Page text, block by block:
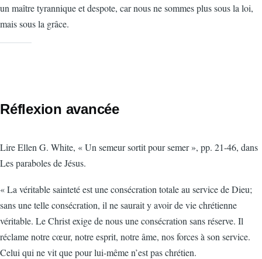
un maître tyrannique et despote, car nous ne sommes plus sous la loi,
mais sous la grâce.
Réflexion avancée
Lire Ellen G. White, « Un semeur sortit pour semer », pp. 21-46, dans
Les paraboles de Jésus.
« La véritable sainteté est une consécration totale au service de Dieu;
sans une telle consécration, il ne saurait y avoir de vie chrétienne
véritable. Le Christ exige de nous une consécration sans réserve. Il
réclame notre cœur, notre esprit, notre âme, nos forces à son service.
Celui qui ne vit que pour lui-même n’est pas chrétien.